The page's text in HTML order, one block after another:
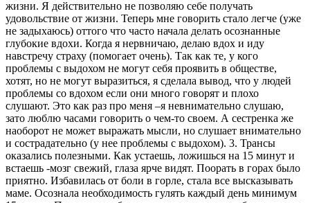
жизни. Я действительно не позволяю себе получать
удовольствие от жизни. Теперь мне говорить стало легче (уже
не задыхаюсь) оттого что часто начала делать осознанные
глубокие вдохи. Когда я нервничаю, делаю вдох и иду
навстречу страху (помогает очень). Так как те, у кого
проблемы с выдохом не могут себя проявить в обществе,
хотят, но не могут выразиться, я сделала вывод, что у людей
проблемы со вдохом если они много говорят и плохо
слушают. Это как раз про меня –я невнимательно слушаю,
зато люблю часами говорить о чем-то своем. А сестренка же
наоборот не может выражать мысли, но слушает внимательно
и сострадательно (у нее проблемы с выдохом). 3. Трансы
оказались полезными. Как устаешь, ложишься на 15 минут и
встаешь -мозг свежий, глаза ярче видят. Поорать в горах было
приятно. Избавилась от боли в горле, стала все высказывать
маме. Осознала необходимость гулять каждый день минимум